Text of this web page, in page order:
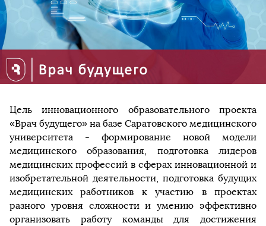
Цель инновационного образовательного проекта
«Врач будущего» на базе Саратовского медицинского
университета - формирование новой модели
медицинского образования, подготовка лидеров
медицинских профессий в сферах инновационной и
изобретательной деятельности, подготовка будущих
медицинских работников к участию в проектах
разного уровня сложности и умению эффективно
организовать работу команды для достижения